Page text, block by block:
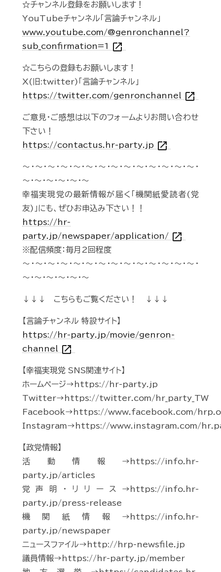
☆チャンネル登録をお願いします！
YouTubeチャンネル「言論チャンネル」
www.youtube.com/@genronchannel?
sub_confirmation=1 open_in_new
☆こちらの登録もお願いします！
X(旧:twitter)「言論チャンネル」
https://twitter.com/genronchannel open_in_new
ご意見・ご感想は以下のフォームよりお問い合わせ
下さい！
https://contactus.hr-party.jp open_in_new
～・～・～・～・～・～・～・～・～・～・～・～・～・～・
～・～・～・～・～・～
幸福実現党の最新情報が届く「機関紙愛読者(党
友)」にも、ぜひお申込み下さい！！
https://hr-
party.jp/newspaper/application/ open_in_new
※配信頻度：毎月2回程度
～・～・～・～・～・～・～・～・～・～・～・～・～・～・
～・～・～・～・～・～
↓↓↓ こちらもご覧ください！ ↓↓↓
【言論チャンネル 特設サイト】
https://hr-party.jp/movie/genron-
channel open_in_new
【幸福実現党 SNS関連サイト】
ホームページ→https://hr-party.jp
Twitter→https://twitter.com/hr_party_TW
Facebook→https://www.facebook.com/
Instagram→https://www.instagram.com/
【政党情報】
活動情報→https://info.hr-
party.jp/articles
党声明・リリース→https://info.hr-
party.jp/press-release
機関紙情報→https://info.hr-
party.jp/newspaper
ニュースファイル→http://hrp-newsfile.jp
議員情報→https://hr-party.jp/member